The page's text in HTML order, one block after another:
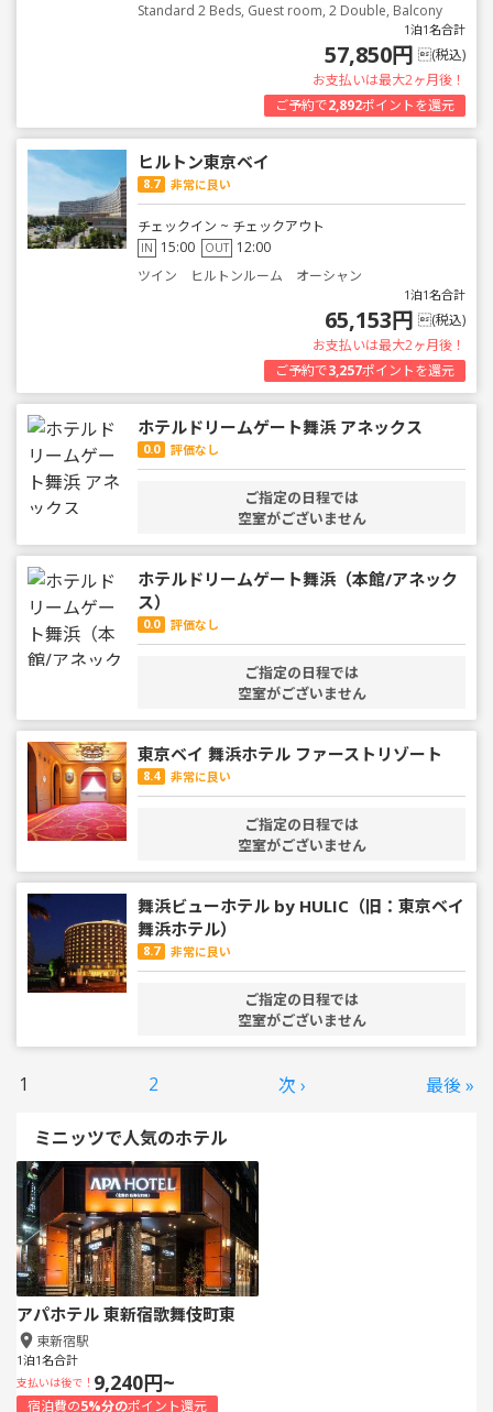
Standard 2 Beds, Guest room, 2 Double, Balcony
1泊1名合計
57,850円 (税込)
お支払いは最大2ヶ月後！
ご予約で2,892ポイントを還元
ヒルトン東京ベイ
8.7 非常に良い
チェックイン ~ チェックアウト
IN 15:00 OUT 12:00
ツイン ヒルトンルーム オーシャン
1泊1名合計
65,153円 (税込)
お支払いは最大2ヶ月後！
ご予約で3,257ポイントを還元
ホテルドリームゲート舞浜 アネックス
0.0 評価なし
ご指定の日程では
空室がございません
ホテルドリームゲート舞浜（本館/アネック
ス）
0.0 評価なし
ご指定の日程では
空室がございません
東京ベイ 舞浜ホテル ファーストリゾート
8.4 非常に良い
ご指定の日程では
空室がございません
舞浜ビューホテル by HULIC（旧：東京ベイ
舞浜ホテル）
8.7 非常に良い
ご指定の日程では
空室がございません
1 2 次 › 最後 »
ミニッツで人気のホテル
アパホテル 東新宿歌舞伎町東
東新宿駅
1泊1名合計
支払いは後で！ 9,240円~
宿泊費の5%分のポイント還元